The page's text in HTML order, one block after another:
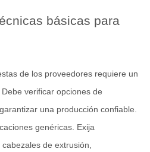
básicas para
de los proveedores requiere un
verificar opciones de
una producción confiable.
genéricas. Exija
de extrusión,